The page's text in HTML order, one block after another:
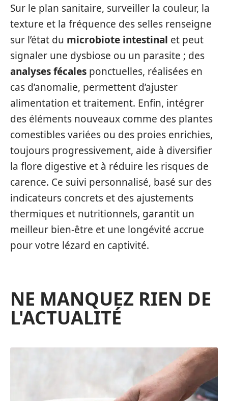
Sur le plan sanitaire, surveiller la couleur, la
texture et la fréquence des selles renseigne
sur l’état du microbiote intestinal et peut
signaler une dysbiose ou un parasite ; des
analyses fécales ponctuelles, réalisées en
cas d’anomalie, permettent d’ajuster
alimentation et traitement. Enfin, intégrer
des éléments nouveaux comme des plantes
comestibles variées ou des proies enrichies,
toujours progressivement, aide à diversifier
la flore digestive et à réduire les risques de
carence. Ce suivi personnalisé, basé sur des
indicateurs concrets et des ajustements
thermiques et nutritionnels, garantit un
meilleur bien-être et une longévité accrue
pour votre lézard en captivité.
NE MANQUEZ RIEN DE
L'ACTUALITÉ